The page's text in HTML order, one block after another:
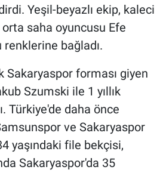
Yeşil-beyazlı ekip, kaleci
saha oyuncusu Efe
bağladı.
Sakaryaspor forması giyen
Szumski ile 1 yıllık
Türkiye'de daha önce
ve Sakaryaspor
yaşındaki file bekçisi,
Sakaryaspor'da 35